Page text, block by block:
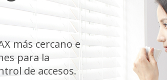
más cercano e
para la
de accesos.